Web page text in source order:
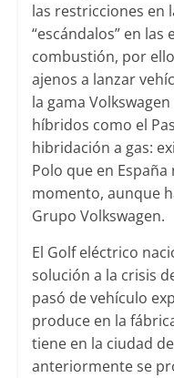
las restricciones en
“escándalos” en
combustión, por
ajenos a lanzar
la gama
híbridos como el
hibridación a gas:
Polo que en
momento, aunque
Grupo Volkswagen.
El Golf eléctrico
solución a la crisis
pasó de vehículo
produce en la
tiene en la ciudad
anteriormente se